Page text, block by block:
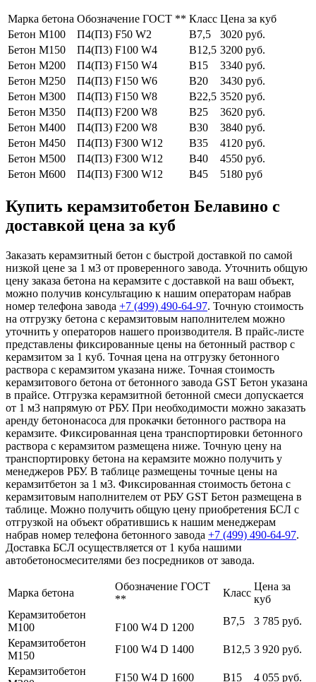
Марка бетона Обозначение ГОСТ ** Класс Цена за куб
Бетон М100
П4(П3) F50 W2 В7,5
3020 руб.
Бетон М150
П4(П3) F100 W4 В12,5 3200 руб.
Бетон М200
П4(П3) F150 W4 В15
3340 руб.
Бетон М250
П4(П3) F150 W6 В20
3430 руб.
Бетон М300
П4(П3) F150 W8 В22,5 3520 руб.
Бетон М350
П4(П3) F200 W8 В25
3620 руб.
Бетон М400
П4(П3) F200 W8 В30
3840 руб.
Бетон М450
П4(П3) F300 W12 В35
4120 руб.
Бетон М500
П4(П3) F300 W12 В40
4550 руб.
Бетон М600
П4(П3) F300 W12 В45 5180 руб
Купить керамзитобетон Белавино с
доставкой цена за куб
Заказать керамзитный бетон с быстрой доставкой по самой
низкой цене за 1 м3 от проверенного завода. Уточнить общую
цену заказа бетона на керамзите с доставкой на ваш объект,
можно получив консультацию к нашим операторам набрав
номер телефона завода +7 (499) 490-64-97. Точную стоимость
на отгрузку бетона с керамзитовым наполнителем можно
уточнить у операторов нашего производителя. В прайс-листе
представлены фиксированные цены на бетонный раствор с
керамзитом за 1 куб. Точная цена на отгрузку бетонного
раствора с керамзитом указана ниже. Точная стоимость
керамзитового бетона от бетонного завода GST Бетон указана
в прайсе. Отгрузка керамзитной бетонной смеси допускается
от 1 м3 напрямую от РБУ. При необходимости можно заказать
аренду бетононасоса для прокачки бетонного раствора на
керамзите. Фиксированная цена транспортировки бетонного
раствора с керамзитом размещена ниже. Точную цену на
транспортировку бетона на керамзите можно получить у
менеджеров РБУ. В таблице размещены точные цены на
керамзитбетон за 1 м3. Фиксированная стоимость бетона с
керамзитовым наполнителем от РБУ GST Бетон размещена в
таблице. Можно получить общую цену приобретения БСЛ с
отгрузкой на объект обратившись к нашим менеджерам
набрав номер телефона бетонного завода +7 (499) 490-64-97.
Доставка БСЛ осуществляется от 1 куба нашими
автобетоносмесителями без посредников от завода.
Марка бетона
Обозначение ГОСТ
**
Класс
Цена за
куб
Керамзитобетон
М100
F100 W4 D 1200
В7,5
3 785 руб.
Керамзитобетон
М150
F100 W4 D 1400 В12,5 3 920 руб.
Керамзитобетон
F150 W4 D 1600 В15 4 055 руб.